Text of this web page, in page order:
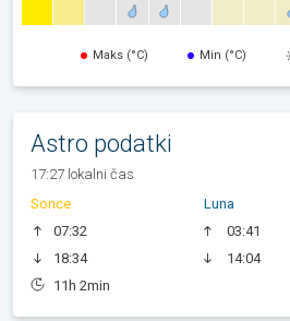
Maks (°C) Min (°C)
Astro podatki
17:27 lokalni čas
Sonce
07:32
18:34
11h 2min
Luna
03:41
14:04